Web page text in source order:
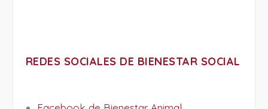
REDES SOCIALES DE BIENESTAR SOCIAL